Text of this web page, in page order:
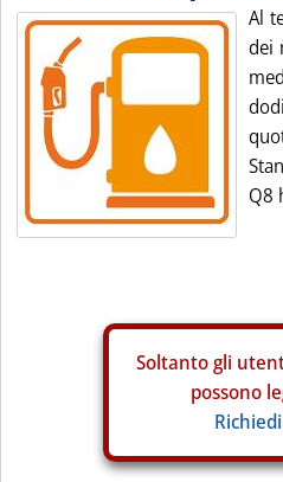
Al
dei
Q8
Soltanto gli
possono